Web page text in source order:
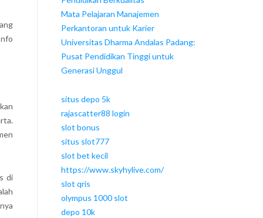
di
Mata Pelajaran Manajemen
Perkantoran untuk Karier
Universitas Dharma Andalas Padang:
Pusat Pendidikan Tinggi untuk
Generasi Unggul
situs depo 5k
rajascatter88 login
slot bonus
situs slot777
slot bet kecil
https://www.skyhylive.com/
slot qris
olympus 1000 slot
depo 10k